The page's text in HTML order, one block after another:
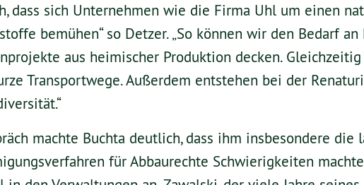
dass sich Unternehmen wie die Firma Uhl um einen
bemühen“ so Detzer. „So können wir den Bedarf
aus heimischer Produktion decken.
Transportwege. Außerdem entstehen bei der
machte Buchta deutlich, dass ihm insbesondere die
für Abbaurechte Schwierigkeiten